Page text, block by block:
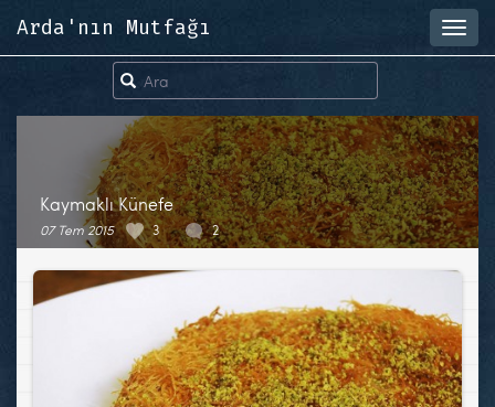
Arda'nın Mutfağı
Kaymaklı Künefe
07 Tem 2015 3 2